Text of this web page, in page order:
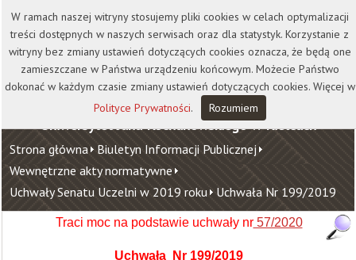
Kontakt Biblioteka
Wydawnictwo
Wirtualna Uczelnia
Uniwersytet Jana Kochanowskiego w Kielcach
Strona główna Biuletyn Informacji Publicznej
Wewnętrzne akty normatywne
Uchwały Senatu Uczelni w 2019 roku Uchwała Nr 199/2019
Traci moc na podstawie uchwały nr57/2020
Uchwała Nr 199/2019
W ramach naszej witryny stosujemy pliki cookies w celach optymalizacji
treści dostępnych w naszych serwisach oraz dla statystyk. Korzystanie z
witryny bez zmiany ustawień dotyczących cookies oznacza, że będą one
zamieszczane w Państwa urządzeniu końcowym. Możecie Państwo
dokonać w każdym czasie zmiany ustawień dotyczących cookies. Więcej w
Polityce Prywatności. Rozumiem